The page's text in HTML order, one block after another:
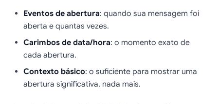
Eventos de abertura: quando sua mensagem foi
aberta e quantas vezes.
Carimbos de data/hora: o momento exato de
cada abertura.
Contexto básico: o suficiente para mostrar uma
abertura significativa, nada mais.